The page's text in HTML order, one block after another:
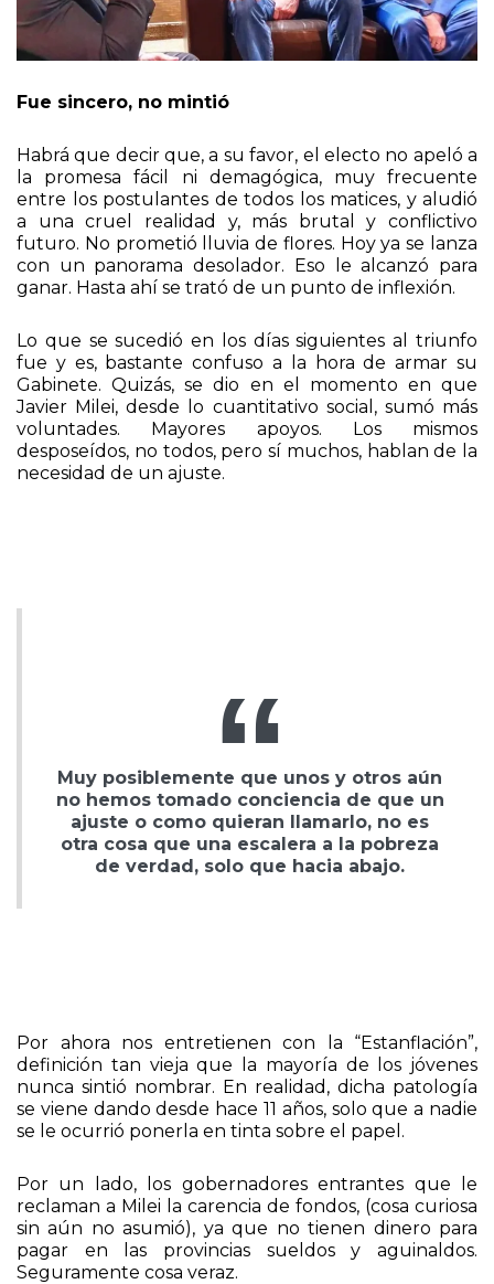
Fue sincero, no mintió
Habrá que decir que, a su favor, el electo no apeló a
la promesa fácil ni demagógica, muy frecuente
entre los postulantes de todos los matices, y aludió
a una cruel realidad y, más brutal y conflictivo
futuro. No prometió lluvia de flores. Hoy ya se lanza
con un panorama desolador. Eso le alcanzó para
ganar. Hasta ahí se trató de un punto de inflexión.
Lo que se sucedió en los días siguientes al triunfo
fue y es, bastante confuso a la hora de armar su
Gabinete. Quizás, se dio en el momento en que
Javier Milei, desde lo cuantitativo social, sumó más
voluntades. Mayores apoyos. Los mismos
desposeídos, no todos, pero sí muchos, hablan de la
necesidad de un ajuste.
Muy posiblemente que unos y otros aún
no hemos tomado conciencia de que un
ajuste o como quieran llamarlo, no es
otra cosa que una escalera a la pobreza
de verdad, solo que hacia abajo.
Por ahora nos entretienen con la “Estanflación”,
definición tan vieja que la mayoría de los jóvenes
nunca sintió nombrar. En realidad, dicha patología
se viene dando desde hace 11 años, solo que a nadie
se le ocurrió ponerla en tinta sobre el papel.
Por un lado, los gobernadores entrantes que le
reclaman a Milei la carencia de fondos, (cosa curiosa
sin aún no asumió), ya que no tienen dinero para
pagar en las provincias sueldos y aguinaldos.
Seguramente cosa veraz.